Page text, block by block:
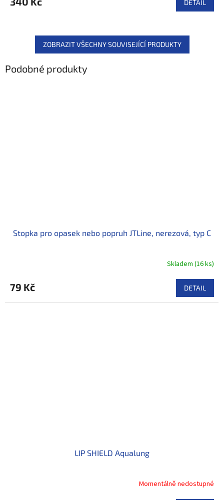
DETAIL
ZOBRAZIT VŠECHNY SOUVISEJÍCÍ PRODUKTY
Podobné produkty
Stopka pro opasek nebo popruh JTLine, nerezová, typ C
Skladem (16 ks)
79 Kč DETAIL
LIP SHIELD Aqualung
Momentálně nedostupné